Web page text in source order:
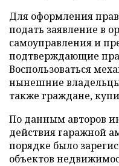
Для оформления
подать заявление в
самоуправления и
подтверждающие
Воспользоваться
нынешние
также граждане,
По данным авторов
действия гаражной
порядке было
объектов